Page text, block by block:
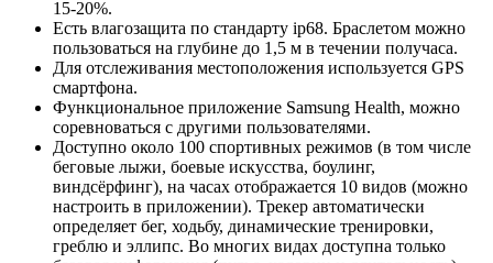
15-20%.
Есть влагозащита по стандарту ip68. Браслетом можно
пользоваться на глубине до 1,5 м в течении получаса.
Для отслеживания местоположения используется GPS
смартфона.
Функциональное приложение Samsung Health, можно
соревноваться с другими пользователями.
Доступно около 100 спортивных режимов (в том числе
беговые лыжи, боевые искусства, боулинг,
виндсёрфинг), на часах отображается 10 видов (можно
настроить в приложении). Трекер автоматически
определяет бег, ходьбу, динамические тренировки,
греблю и эллипс. Во многих видах доступна только